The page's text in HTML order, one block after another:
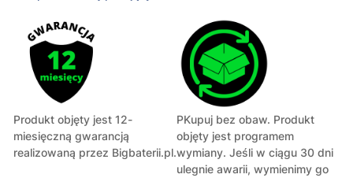
Produkt objęty jest 12-
miesięczną gwarancją
realizowaną przez Bigbaterii.pl.
PKupuj bez obaw. Produkt
objęty jest programem
wymiany. Jeśli w ciągu 30 dni
ulegnie awarii, wymienimy go